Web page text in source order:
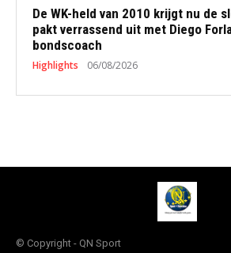
De WK-held van 2010 krijgt nu de
pakt verrassend uit met Diego
bondscoach
Highlights 06/08/2026
© Copyright - QN Sport